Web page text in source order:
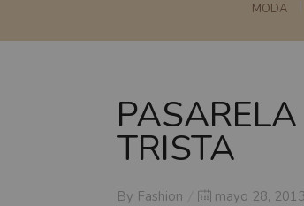
MODA
TRISTA
By Fashion
Posted
mayo 28, 2013